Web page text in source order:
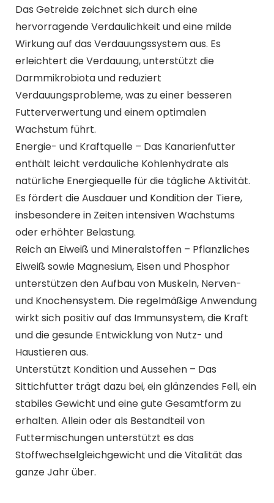
Das Getreide zeichnet sich durch eine
hervorragende Verdaulichkeit und eine milde
Wirkung auf das Verdauungssystem aus. Es
erleichtert die Verdauung, unterstützt die
Darmmikrobiota und reduziert
Verdauungsprobleme, was zu einer besseren
Futterverwertung und einem optimalen
Wachstum führt.
Energie- und Kraftquelle – Das Kanarienfutter
enthält leicht verdauliche Kohlenhydrate als
natürliche Energiequelle für die tägliche Aktivität.
Es fördert die Ausdauer und Kondition der Tiere,
insbesondere in Zeiten intensiven Wachstums
oder erhöhter Belastung.
Reich an Eiweiß und Mineralstoffen – Pflanzliches
Eiweiß sowie Magnesium, Eisen und Phosphor
unterstützen den Aufbau von Muskeln, Nerven-
und Knochensystem. Die regelmäßige Anwendung
wirkt sich positiv auf das Immunsystem, die Kraft
und die gesunde Entwicklung von Nutz- und
Haustieren aus.
Unterstützt Kondition und Aussehen – Das
Sittichfutter trägt dazu bei, ein glänzendes Fell, ein
stabiles Gewicht und eine gute Gesamtform zu
erhalten. Allein oder als Bestandteil von
Futtermischungen unterstützt es das
Stoffwechselgleichgewicht und die Vitalität das
ganze Jahr über.